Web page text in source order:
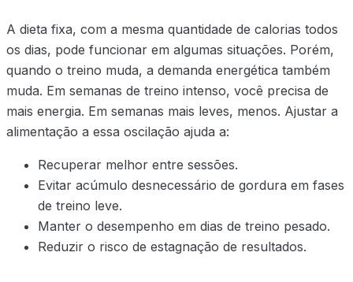
A dieta fixa, com a mesma quantidade de calorias todos
os dias, pode funcionar em algumas situações. Porém,
quando o treino muda, a demanda energética também
muda. Em semanas de treino intenso, você precisa de
mais energia. Em semanas mais leves, menos. Ajustar a
alimentação a essa oscilação ajuda a:
Recuperar melhor entre sessões.
Evitar acúmulo desnecessário de gordura em fases
de treino leve.
Manter o desempenho em dias de treino pesado.
Reduzir o risco de estagnação de resultados.